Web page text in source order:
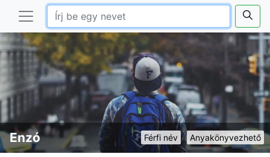
Anyakönyvezhető
Férfi név
Enzó